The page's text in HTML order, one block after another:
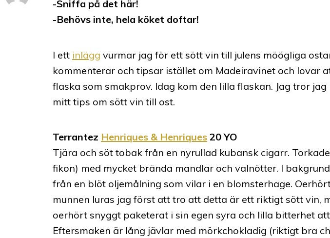
-Sniffa på det här!
-Behövs inte, hela köket doftar!
I ett inlägg vurmar jag för ett sött vin till julens möögliga
kommenterar och tipsar istället om Madeiravinet och lovar
flaska som smakprov. Idag kom den lilla flaskan. Jag tror
mitt tips om sött vin till ost.
Terrantez Henriques & Henriques 20 YO
Tjära och söt tobak från en nyrullad kubansk cigarr.
fikon) med mycket brända mandlar och valnötter. I
från en blöt oljemålning som vilar i en blomsterhage.
munnen luras jag först att tro att detta är ett riktigt sött vin,
oerhört snyggt paketerat i sin egen syra och lilla bitterhet
Eftersmaken är lång jävlar med mörkchokladig (riktigt bra